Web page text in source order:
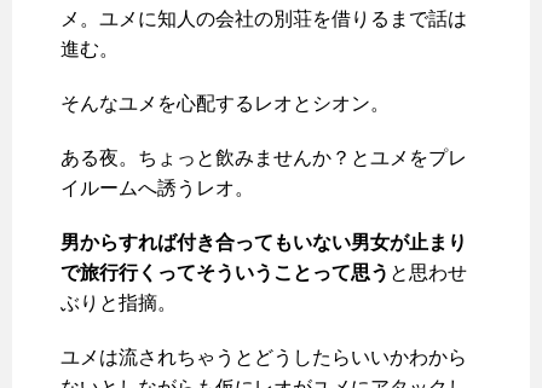
メ。ユメに知人の会社の別荘を借りるまで話は
進む。
そんなユメを心配するレオとシオン。
ある夜。ちょっと飲みませんか？とユメをプレ
イルームへ誘うレオ。
男からすれば付き合ってもいない男女が止まり
で旅行行くってそういうことって思う と思わせ
ぶりと指摘。
ユメは流されちゃうとどうしたらいいかわから